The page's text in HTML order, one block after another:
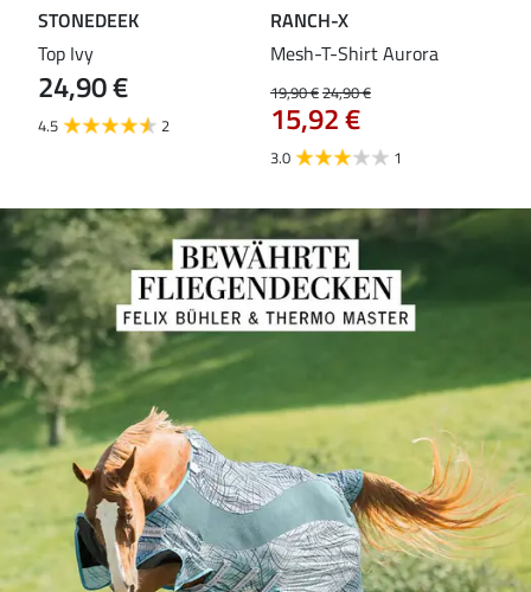
STONEDEEK
Top Ivy
24,90 €
4.5 2
RANCH-X
Mesh-T-Shirt Aurora
19,90 €24,90 €
15,92 €
3.0 1